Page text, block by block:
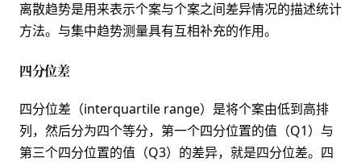
离散趋势是用来表示个案与个案之间差异情况的描述统计
方法。与集中趋势测量具有互相补充的作用。
四分位差
四分位差（interquartile range）是将个案由低到高排
列，然后分为四个等分，第一个四分位置的值（Q1）与
第三个四分位置的值（Q3）的差异，就是四分位差。四